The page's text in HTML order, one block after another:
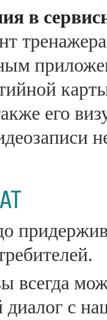
в
его
всегда
с